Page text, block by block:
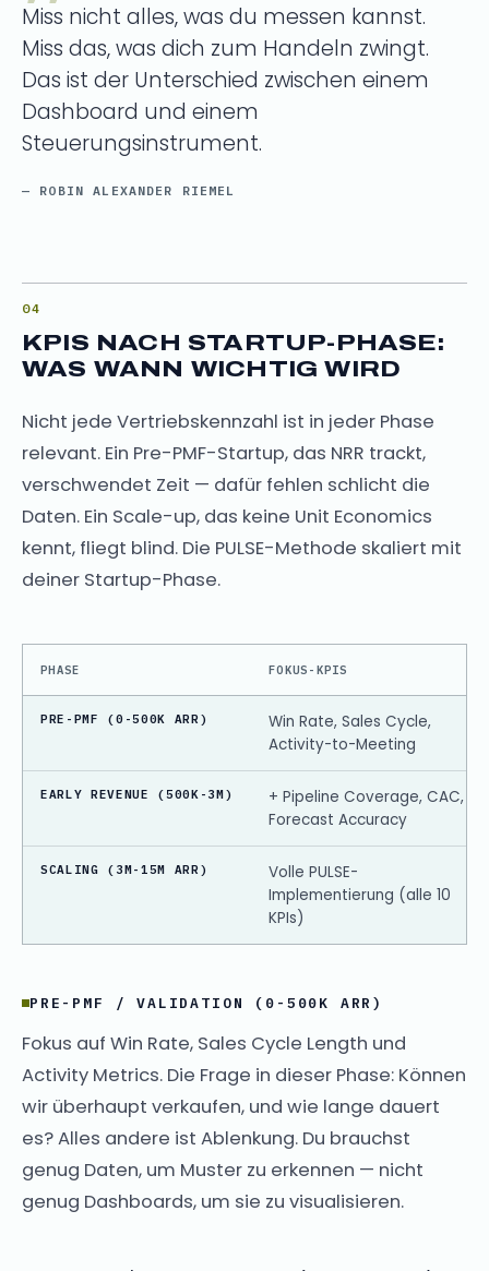
Miss nicht alles, was du messen kannst.
Miss das, was dich zum Handeln zwingt.
Das ist der Unterschied zwischen einem
Dashboard und einem
Steuerungsinstrument.
— ROBIN ALEXANDER RIEMEL
KPIS NACH STARTUP-PHASE:
WAS WANN WICHTIG WIRD
Nicht jede Vertriebskennzahl ist in jeder Phase
relevant. Ein Pre-PMF-Startup, das NRR trackt,
verschwendet Zeit — dafür fehlen schlicht die
Daten. Ein Scale-up, das keine Unit Economics
kennt, fliegt blind. Die PULSE-Methode skaliert mit
deiner Startup-Phase.
PHASE FOKUS-KPIS
PRE-PMF (0-500K ARR)
Win Rate, Sales Cycle,
Activity-to-Meeting
EARLY REVENUE (500K-3M)
+ Pipeline Coverage, CAC,
Forecast Accuracy
SCALING (3M-15M ARR)
Volle PULSE-
Implementierung (alle 10
KPIs)
PRE-PMF / VALIDATION (0-500K ARR)
Fokus auf Win Rate, Sales Cycle Length und
Activity Metrics. Die Frage in dieser Phase: Können
wir überhaupt verkaufen, und wie lange dauert
es? Alles andere ist Ablenkung. Du brauchst
genug Daten, um Muster zu erkennen — nicht
genug Dashboards, um sie zu visualisieren.